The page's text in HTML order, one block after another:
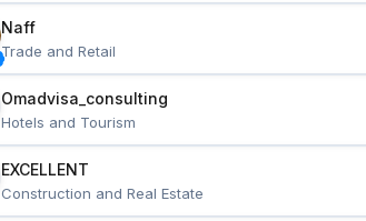
Naff
Trade and Retail
Omadvisa_consulting
Hotels and Tourism
EXCELLENT
Construction and Real Estate